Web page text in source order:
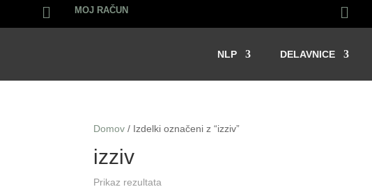
 MOJ RAČUN 
NLP DELAVNICE
Domov / Izdelki označeni z “izziv”
izziv
Prikaz rezultata